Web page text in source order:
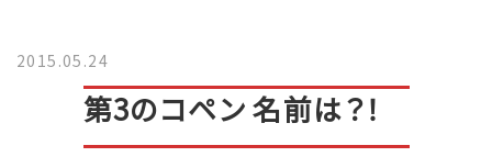
2015.05.24
第3のコペン 名前は？！